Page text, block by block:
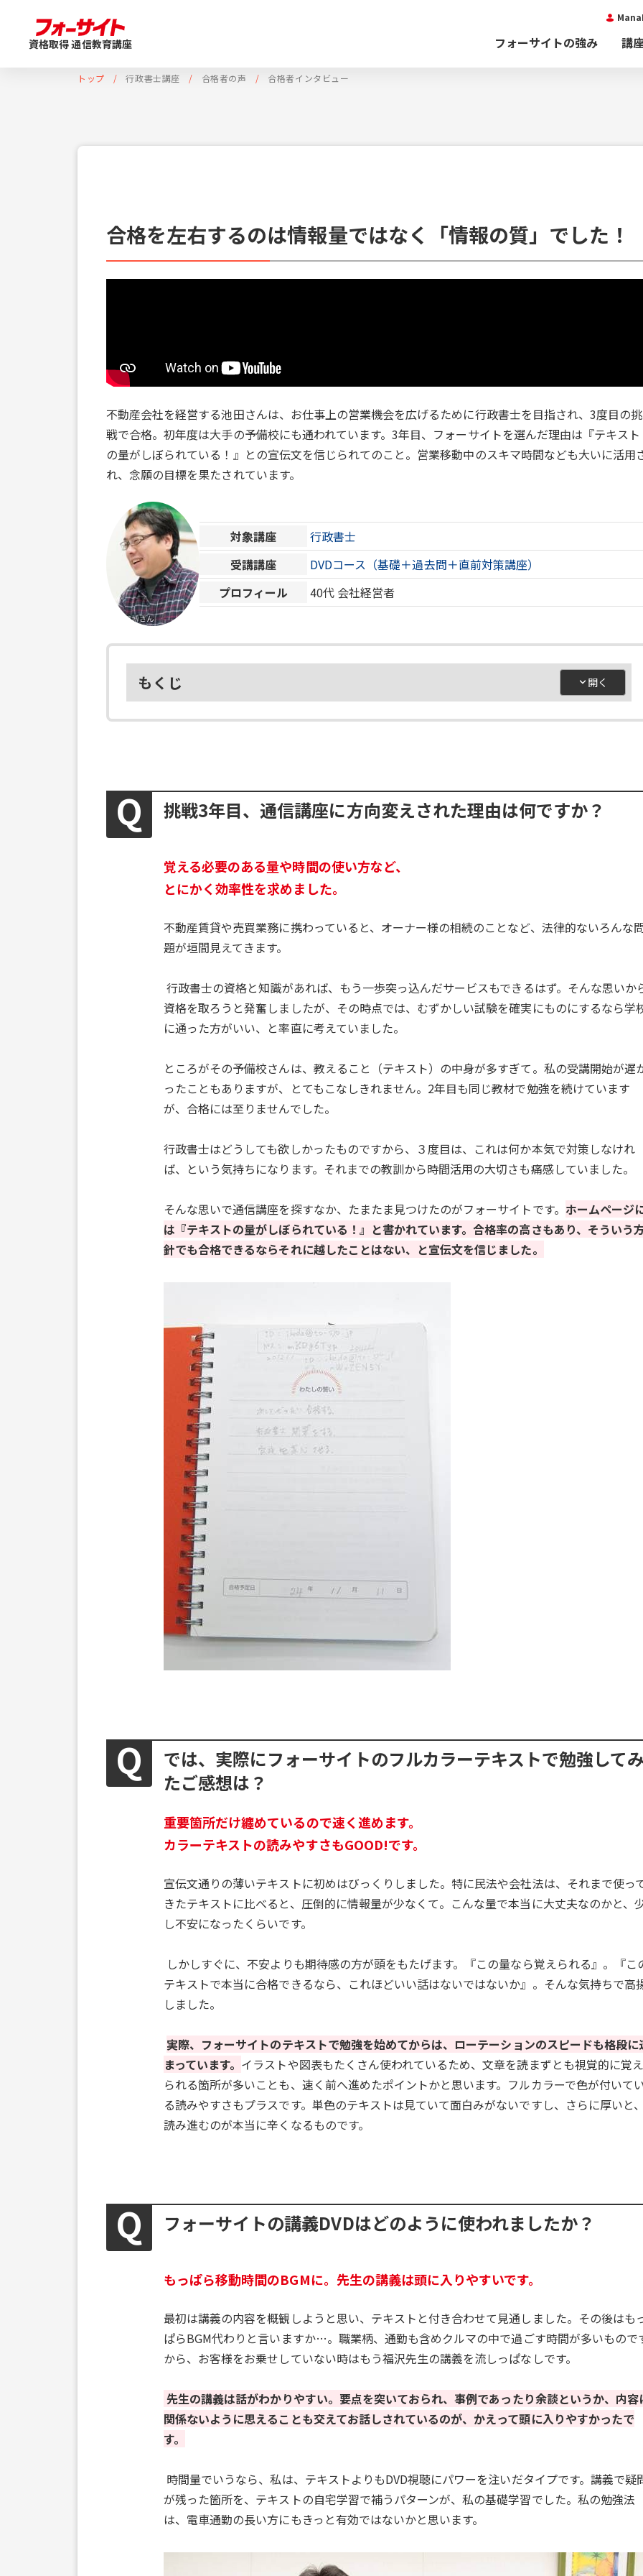
資格取得 通信教育講座 フォーサイトの強み 講
トップ 行政書士講座 合格者の声 合格者インタビュー
合格を左右するのは情報量ではなく「情報の質」でした！
不動産会社を経営する池田さんは、お仕事上の営業機会を広げるために行政書士を目指され、3度目の挑
戦で合格。初年度は大手の予備校にも通われています。3年目、フォーサイトを選んだ理由は『テキスト
の量がしぼられている！』との宣伝文を信じられてのこと。営業移動中のスキマ時間なども大いに活用
れ、念願の目標を果たされています。
対象講座
行政書士
受講講座
DVDコース（基礎＋過去問＋直前対策講座）
プロフィール
40代 会社経営者
もくじ
挑戦3年目、通信講座に方向変えされた理由は何ですか？
覚える必要のある量や時間の使い方など、
とにかく効率性を求めました。
不動産賃貸や売買業務に携わっていると、オーナー様の相続のことなど、法律的ないろんな
題が垣間見えてきます。
行政書士の資格と知識があれば、もう一歩突っ込んだサービスもできるはず。そんな思いか
資格を取ろうと発奮しましたが、その時点では、むずかしい試験を確実にものにするなら学
に通った方がいい、と率直に考えていました。
ところがその予備校さんは、教えること（テキスト）の中身が多すぎて。私の受講開始が遅
ったこともありますが、とてもこなしきれません。2年目も同じ教材で勉強を続けています
が、合格には至りませんでした。
行政書士はどうしても欲しかったものですから、３度目は、これは何か本気で対策しなけれ
ば、という気持ちになります。それまでの教訓から時間活用の大切さも痛感していました。
そんな思いで通信講座を探すなか、たまたま見つけたのがフォーサイトです。 ホームページ
は『テキストの量がしぼられている！』と書かれています。合格率の高さもあり、そういう
針でも合格できるならそれに越したことはない、と宣伝文を信じました。
では、実際にフォーサイトのフルカラーテキストで勉強して
たご感想は？
重要箇所だけ纏めているので速く進めます。
カラーテキストの読みやすさもGOOD!です。
宣伝文通りの薄いテキストに初めはびっくりしました。特に民法や会社法は、それまで使っ
きたテキストに比べると、圧倒的に情報量が少なくて。こんな量で本当に大丈夫なのかと、
し不安になったくらいです。
しかしすぐに、不安よりも期待感の方が頭をもたげます。『この量なら覚えられる』。『こ
テキストで本当に合格できるなら、これほどいい話はないではないか』。そんな気持ちで高
しました。
実際、フォーサイトのテキストで勉強を始めてからは、ローテーションのスピードも格段に
まっています。 イラストや図表もたくさん使われているため、文章を読まずとも視覚的に覚
られる箇所が多いことも、速く前へ進めたポイントかと思います。フルカラーで色が付いて
る読みやすさもプラスです。単色のテキストは見ていて面白みがないですし、さらに厚いと
読み進むのが本当に辛くなるものです。
フォーサイトの講義DVDはどのように使われましたか？
もっぱら移動時間のBGMに。先生の講義は頭に入りやすいです。
最初は講義の内容を概観しようと思い、テキストと付き合わせて見通しました。その後はも
ぱらBGM代わりと言いますか…。職業柄、通勤も含めクルマの中で過ごす時間が多いもので
から、お客様をお乗せしていない時はもう福沢先生の講義を流しっぱなしです。
先生の講義は話がわかりやすい。要点を突いておられ、事例であったり余談というか、内容
関係ないように思えることも交えてお話しされているのが、かえって頭に入りやすかったで
す。
時間量でいうなら、私は、テキストよりもDVD視聴にパワーを注いだタイプです。講義で疑
が残った箇所を、テキストの自宅学習で補うパターンが、私の基礎学習でした。私の勉強法
は、電車通勤の長い方にもきっと有効ではないかと思います。